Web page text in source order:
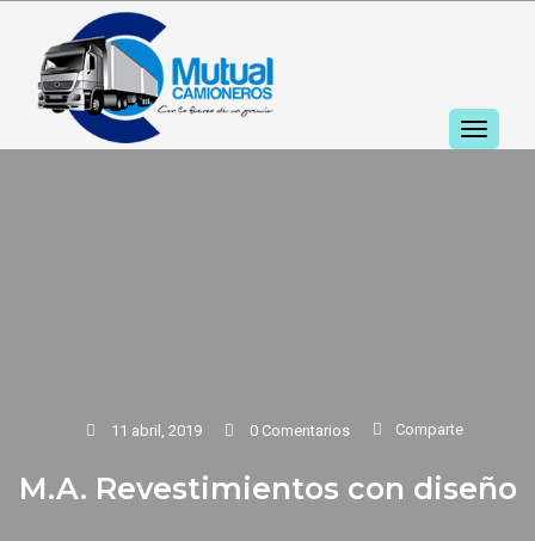
11 abril, 2019 0 Comentarios Comparte
M.A. Revestimientos con diseño